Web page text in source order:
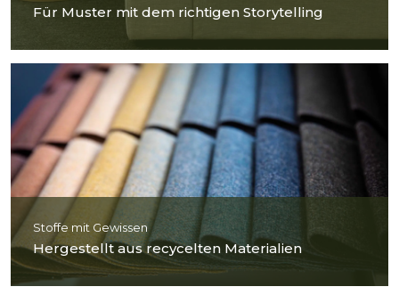
Für Muster mit dem richtigen Storytelling
Stoffe mit Gewissen
Hergestellt aus recycelten Materialien